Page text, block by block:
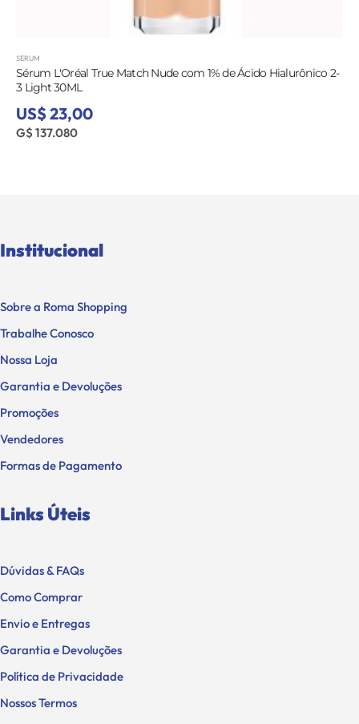
SERUM
Sérum L'Oréal True Match Nude com 1% de Ácido Hialurônico 2-
3 Light 30ML
US$ 23,00
G$ 137.080
Institucional
Sobre a Roma Shopping
Trabalhe Conosco
Nossa Loja
Garantia e Devoluções
Promoções
Vendedores
Formas de Pagamento
Links Úteis
Dúvidas & FAQs
Como Comprar
Envio e Entregas
Garantia e Devoluções
Política de Privacidade
Nossos Termos